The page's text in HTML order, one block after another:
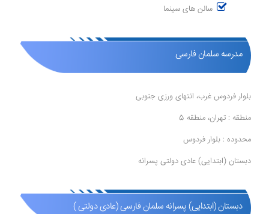
سالن های سینما
مدرسه سلمان فارسی
بلوار فردوس غرب، انتهای ورزی جنوبی
منطقه : تهران، منطقه 5
محدوده : بلوار فردوس
دبستان (ابتدایی) عادی دولتی پسرانه
دبستان (ابتدایی) پسرانه سلمان فارسی (عادی دولتی )